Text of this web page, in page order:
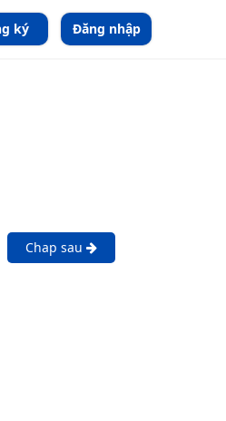
ký Đăng nhập
Chap sau